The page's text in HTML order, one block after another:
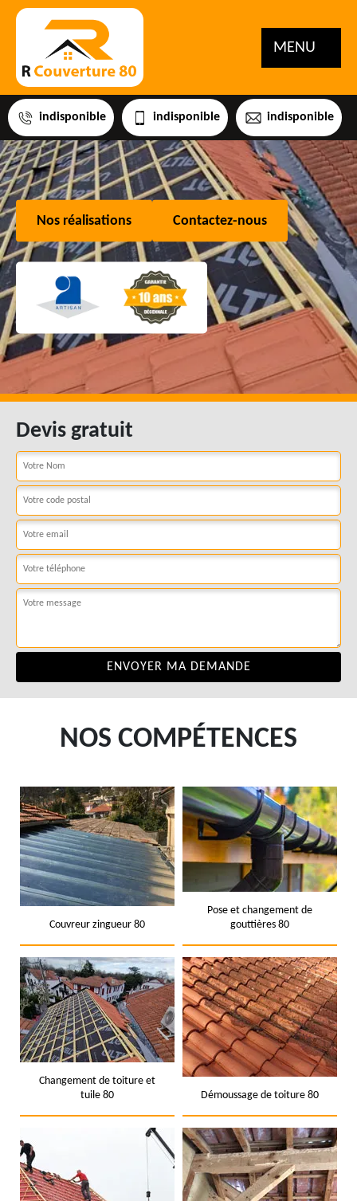
MENU
indisponible indisponible indisponible
Nos réalisations Contactez-nous
Devis gratuit
NOS COMPÉTENCES
Couvreur zingueur 80
Pose et changement de
gouttières 80
Changement de toiture et
tuile 80
Démoussage de toiture 80